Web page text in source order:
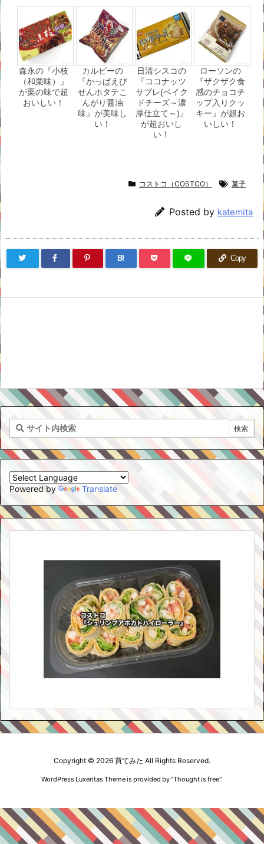
森永の『小枝
（和栗味）』
が栗の味で超
おいしい！
カルビーの
『かっぱえび
せんホタテこ
んがり醤油
味』が美味し
い！
日清シスコの
『ココナッツ
サブレ(ベイク
ドチーズ～濃
厚仕立て～)』
が超おいし
い！
ローソンの
『ザクザク食
感のチョコチ
ップ入りクッ
キー』が超お
いしい！
コストコ（COSTCO） 菓子
Posted by katemita
B! Copy
Powered by Translate
Copyright © 2026 買てみた All Rights Reserved.
WordPress Luxeritas Theme is provided by "Thought is free".